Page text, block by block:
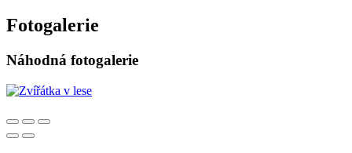
Fotogalerie
Náhodná fotogalerie